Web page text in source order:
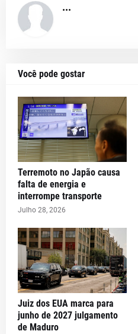
...
Você pode gostar
Terremoto no Japão causa
falta de energia e
interrompe transporte
Julho 28, 2026
Juiz dos EUA marca para
junho de 2027 julgamento
de Maduro